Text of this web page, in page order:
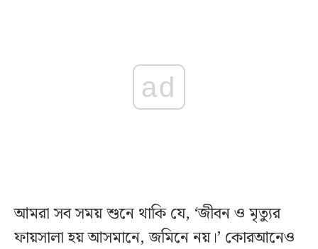
ad
আমরা সব সময় শুনে থাকি যে, ‘জীবন ও মৃত্যুর
ফায়সালা হয় আসমানে, জমিনে নয়।’ কোরআনেও